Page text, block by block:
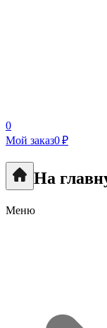
0
Мой заказ0 ₽
На
Меню